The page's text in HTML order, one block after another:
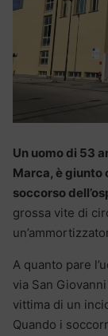
Un uomo di 53
Marca, è giunto
soccorso
grossa vite di
A quanto pare
via San
vittima di un
Quando i